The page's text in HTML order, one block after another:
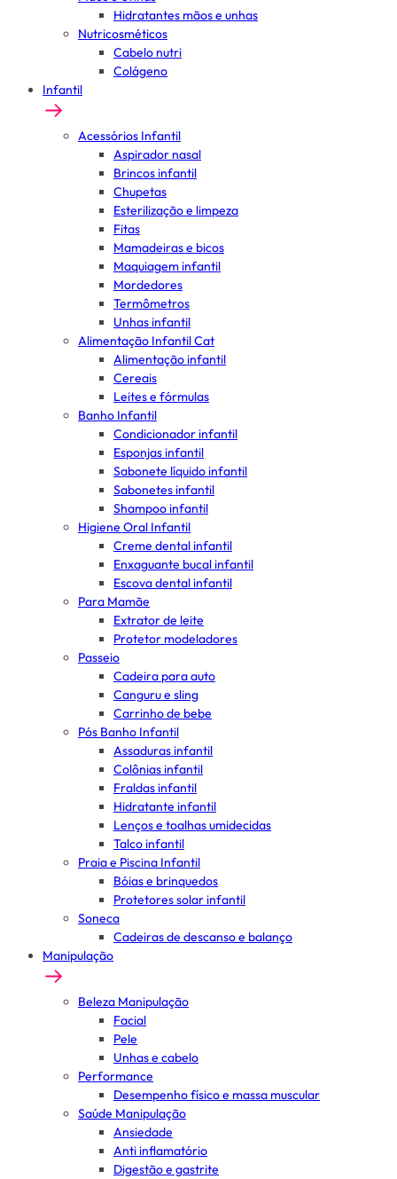
Hidratantes mãos e unhas
Nutricosméticos
Cabelo nutri
Colágeno
Infantil
Acessórios Infantil
Aspirador nasal
Brincos infantil
Chupetas
Esterilização e limpeza
Fitas
Mamadeiras e bicos
Maquiagem infantil
Mordedores
Termômetros
Unhas infantil
Alimentação Infantil Cat
Alimentação infantil
Cereais
Leites e fórmulas
Banho Infantil
Condicionador infantil
Esponjas infantil
Sabonete líquido infantil
Sabonetes infantil
Shampoo infantil
Higiene Oral Infantil
Creme dental infantil
Enxaguante bucal infantil
Escova dental infantil
Para Mamãe
Extrator de leite
Protetor modeladores
Passeio
Cadeira para auto
Canguru e sling
Carrinho de bebe
Pós Banho Infantil
Assaduras infantil
Colônias infantil
Fraldas infantil
Hidratante infantil
Lenços e toalhas umidecidas
Talco infantil
Praia e Piscina Infantil
Bóias e brinquedos
Protetores solar infantil
Soneca
Cadeiras de descanso e balanço
Manipulação
Beleza Manipulação
Facial
Pele
Unhas e cabelo
Performance
Desempenho físico e massa muscular
Saúde Manipulação
Ansiedade
Anti inflamatório
Digestão e gastrite